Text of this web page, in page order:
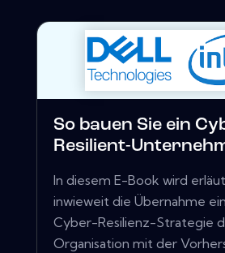
So bauen Sie ein
Resilient-
In diesem E-Book wird
inwieweit die Übernahme
Cyber-Resilienz-Strategie
Organisation mit der